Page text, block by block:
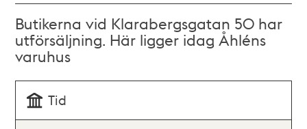
Butikerna vid Klarabergsgatan 50 har
utförsäljning. Här ligger idag Åhléns
varuhus
Tid